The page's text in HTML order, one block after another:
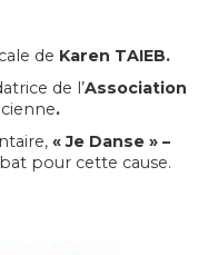
de Karen TAIEB.
de l’Association
.
« Je Danse » –
pour cette cause.